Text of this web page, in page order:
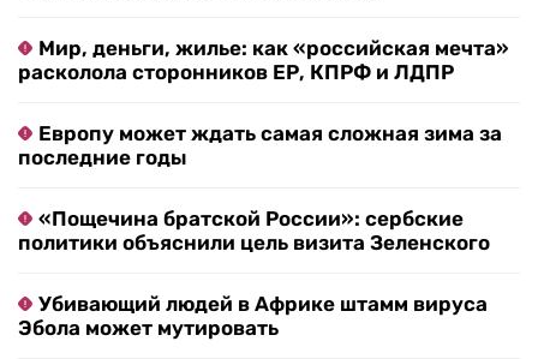
Мир, деньги, жилье: как «российская мечта»
расколола сторонников ЕР, КПРФ и ЛДПР
Европу может ждать самая сложная зима за
последние годы
«Пощечина братской России»: сербские
политики объяснили цель визита Зеленского
Убивающий людей в Африке штамм вируса
Эбола может мутировать